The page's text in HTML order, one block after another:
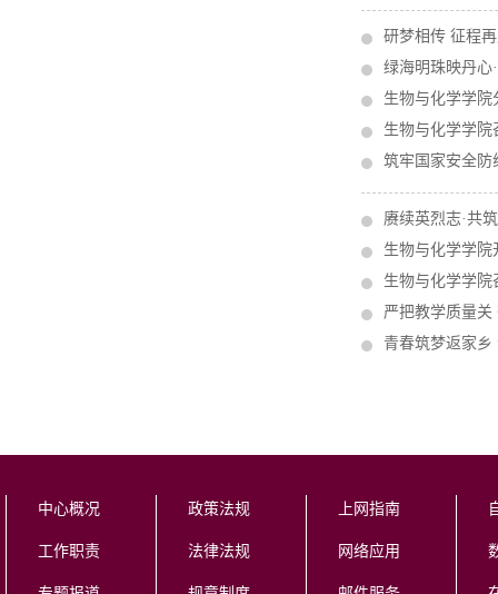
研梦相传 征程
绿海明珠映丹
生物与化学学院
生物与化学学院
筑牢国家安全
赓续英烈志·共
生物与化学学院
生物与化学学
严把教学质量
青春筑梦返家
中心概况
工作职责
政策法规
法律法规
上网指南
网络应用